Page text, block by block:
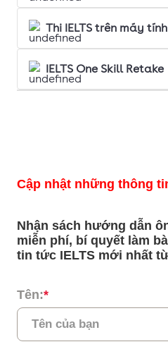
Thi IELTS trên máy tính
IELTS One Skill Retake